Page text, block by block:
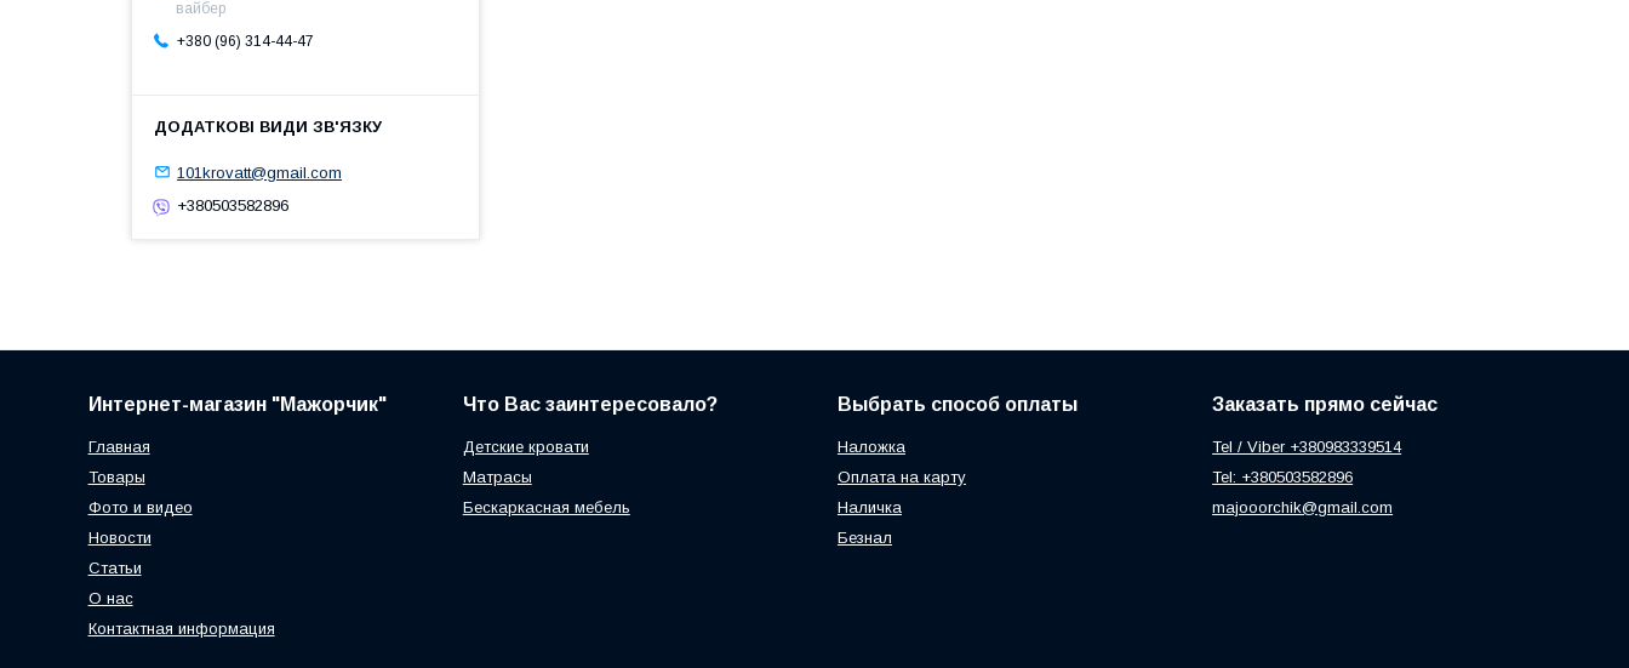
вайбер
+380 (96) 314-44-47
101krovatt@gmail.com
+380503582896
Интернет-магазин "Мажорчик"
Главная
Товары
Фото и видео
Новости
Статьи
О нас
Контактная информация
Что Вас заинтересовало?
Детские кровати
Матрасы
Бескаркасная мебель
Выбрать способ оплаты
Наложка
Оплата на карту
Наличка
Безнал
Заказать прямо сейчас
Tel / Viber +380983339514
Tel: +380503582896
majooorchik@gmail.com